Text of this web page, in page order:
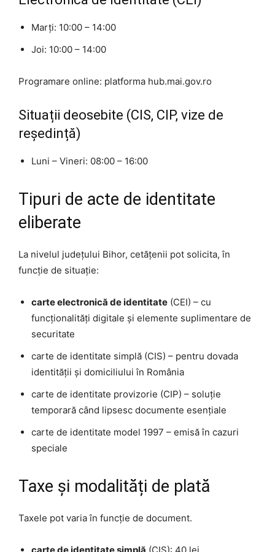
Marți: 10:00 – 14:00
Joi: 10:00 – 14:00
Programare online: platforma hub.mai.gov.ro
Situații deosebite (CIS, CIP, vize de
reședință)
Luni – Vineri: 08:00 – 16:00
Tipuri de acte de identitate
eliberate
La nivelul județului Bihor, cetățenii pot solicita, în
funcție de situație:
carte electronică de identitate (CEI) – cu
funcționalități digitale și elemente suplimentare de
securitate
carte de identitate simplă (CIS) – pentru dovada
identității și domiciliului în România
carte de identitate provizorie (CIP) – soluție
temporară când lipsesc documente esențiale
carte de identitate model 1997 – emisă în cazuri
speciale
Taxe și modalități de plată
Taxele pot varia în funcție de document.